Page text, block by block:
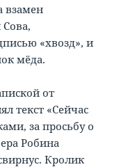
взамен
«хвозд», и
мёда.
от
текст «Сейчас
за просьбу о
Робина
Кролик